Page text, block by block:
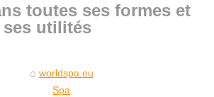
toutes ses formes et
ses utilités
worldspa.eu
Spa